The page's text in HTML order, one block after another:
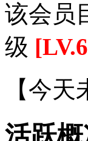
该会员
级
【今天